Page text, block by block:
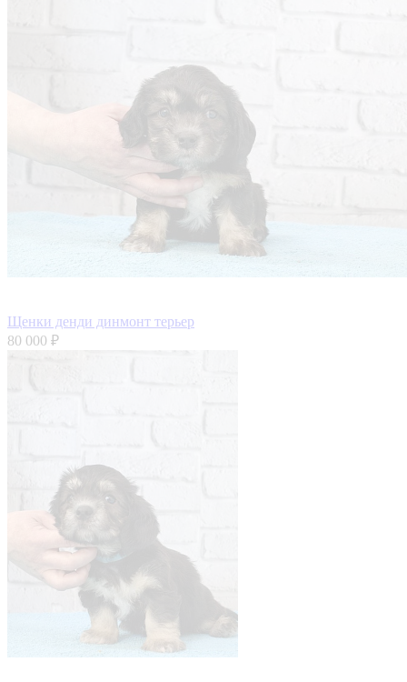
Щенки денди динмонт терьер
80 000 ₽